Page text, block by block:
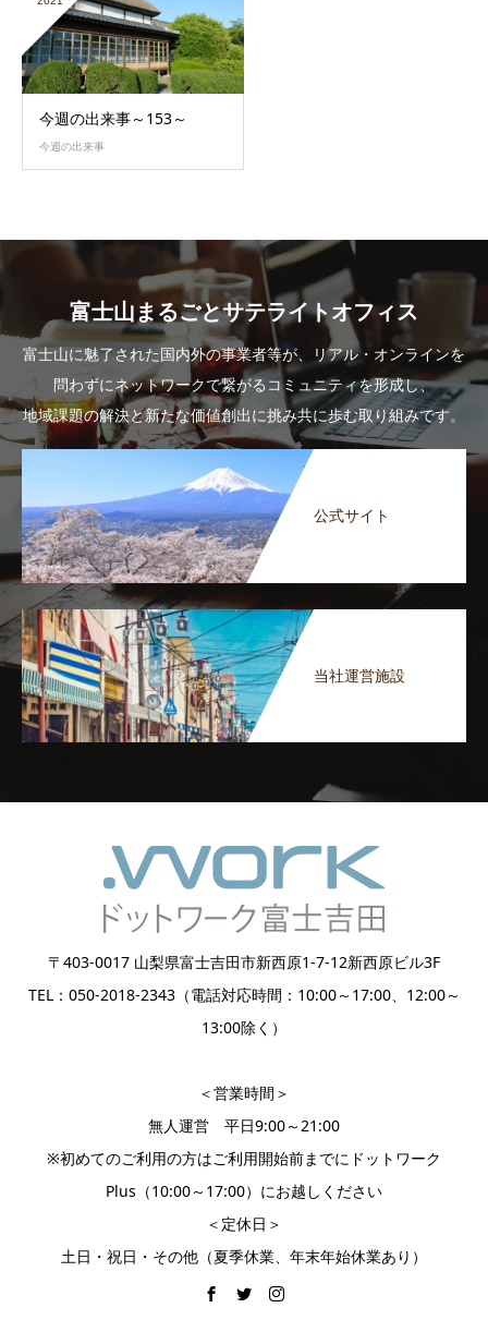
今週の出来事～153～
今週の出来事
富士山まるごとサテライトオフィス
富士山に魅了された国内外の事業者等が、リアル・オンラインを
問わずにネットワークで繋がるコミュニティを形成し、
地域課題の解決と新たな価値創出に挑み共に歩む取り組みです。
公式サイト
当社運営施設
〒403-0017 山梨県富士吉田市新西原1-7-12新西原ビル3F
TEL：050-2018-2343（電話対応時間：10:00～17:00、12:00～
13:00除く）
＜営業時間＞
無人運営 平日9:00～21:00
※初めてのご利用の方はご利用開始前までにドットワーク
Plus（10:00～17:00）にお越しください
＜定休日＞
土日・祝日・その他（夏季休業、年末年始休業あり）